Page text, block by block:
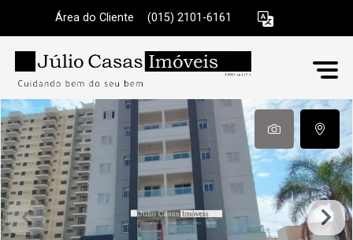
Área do Cliente (015) 2101-6161